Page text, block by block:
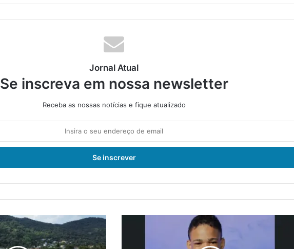
din
Jornal Atual
Se inscreva em nossa newsletter
Receba as nossas notícias e fique atualizado